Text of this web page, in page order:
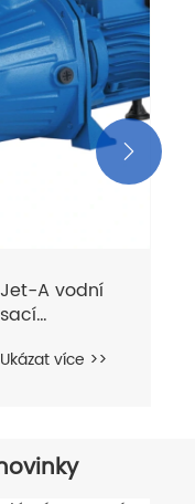
Jet-A vodní
sací
dobře
Ukázat více >>
